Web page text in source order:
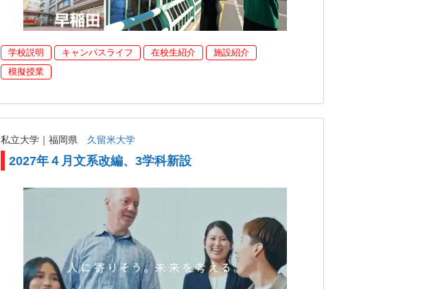
学校説明 キャンパスライフ 在校生紹介
施設紹介
模擬授業
私立大学｜福岡県 久留米大学
2027年４月文系改編、3学科新設